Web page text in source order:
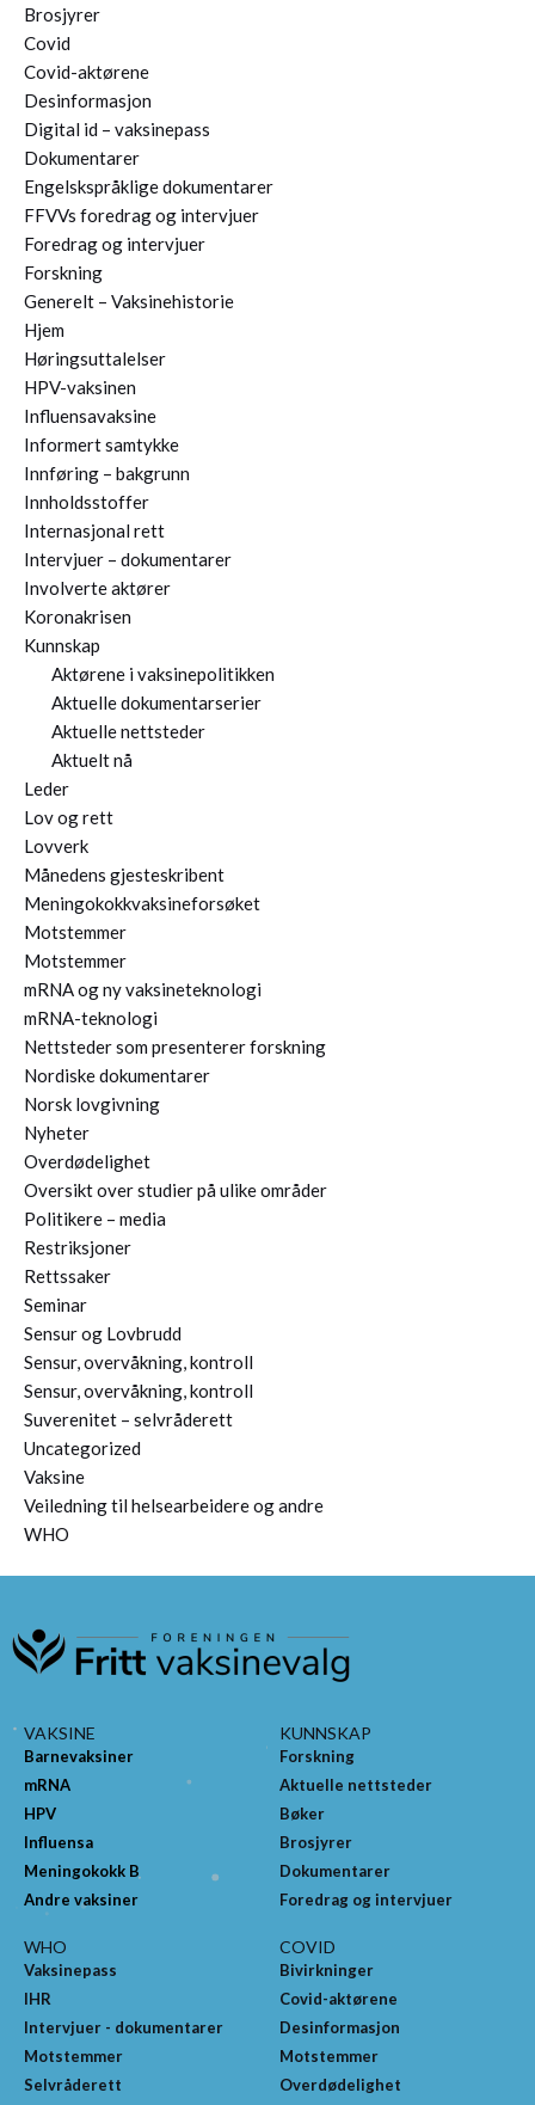
Brosjyrer
Covid
Covid-aktørene
Desinformasjon
Digital id – vaksinepass
Dokumentarer
Engelskspråklige dokumentarer
FFVVs foredrag og intervjuer
Foredrag og intervjuer
Forskning
Generelt – Vaksinehistorie
Hjem
Høringsuttalelser
HPV-vaksinen
Influensavaksine
Informert samtykke
Innføring – bakgrunn
Innholdsstoffer
Internasjonal rett
Intervjuer – dokumentarer
Involverte aktører
Koronakrisen
Kunnskap
Aktørene i vaksinepolitikken
Aktuelle dokumentarserier
Aktuelle nettsteder
Aktuelt nå
Leder
Lov og rett
Lovverk
Månedens gjesteskribent
Meningokokkvaksineforsøket
Motstemmer
Motstemmer
mRNA og ny vaksineteknologi
mRNA-teknologi
Nettsteder som presenterer forskning
Nordiske dokumentarer
Norsk lovgivning
Nyheter
Overdødelighet
Oversikt over studier på ulike områder
Politikere – media
Restriksjoner
Rettssaker
Seminar
Sensur og Lovbrudd
Sensur, overvåkning, kontroll
Sensur, overvåkning, kontroll
Suverenitet – selvråderett
Uncategorized
Vaksine
Veiledning til helsearbeidere og andre
WHO
VAKSINE
Barnevaksiner
mRNA
HPV
Influensa
Meningokokk B
Andre vaksiner
KUNNSKAP
Forskning
Aktuelle nettsteder
Bøker
Brosjyrer
Dokumentarer
Foredrag og intervjuer
WHO
Vaksinepass
IHR
Intervjuer - dokumentarer
Motstemmer
Selvråderett
COVID
Bivirkninger
Covid-aktørene
Desinformasjon
Motstemmer
Overdødelighet